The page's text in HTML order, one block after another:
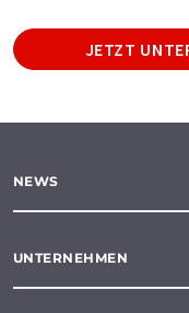
JETZT
NEWS
UNTERNEHMEN